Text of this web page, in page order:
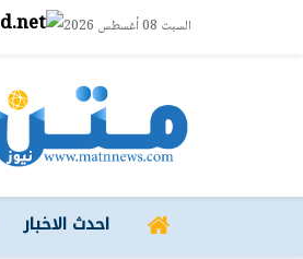
السبت 08 أغسطس 2026
احدث الاخبار